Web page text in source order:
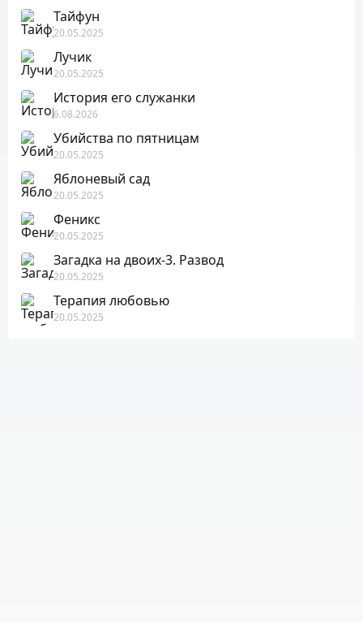
Тайфун
20.05.2025
Лучик
20.05.2025
История его служанки
6.08.2026
Убийства по пятницам
20.05.2025
Яблоневый сад
20.05.2025
Феникс
20.05.2025
Загадка на двоих-3. Развод
20.05.2025
Терапия любовью
20.05.2025